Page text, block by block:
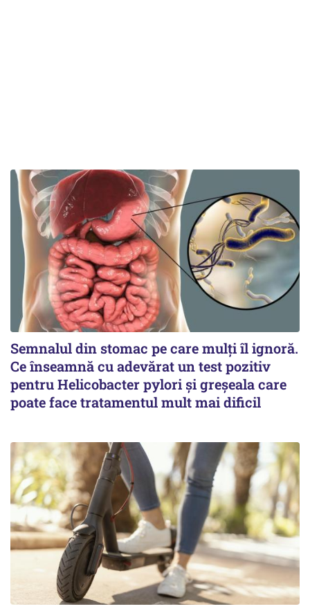
Semnalul din stomac pe care mulți îl ignoră.
Ce înseamnă cu adevărat un test pozitiv
pentru Helicobacter pylori și greșeala care
poate face tratamentul mult mai dificil